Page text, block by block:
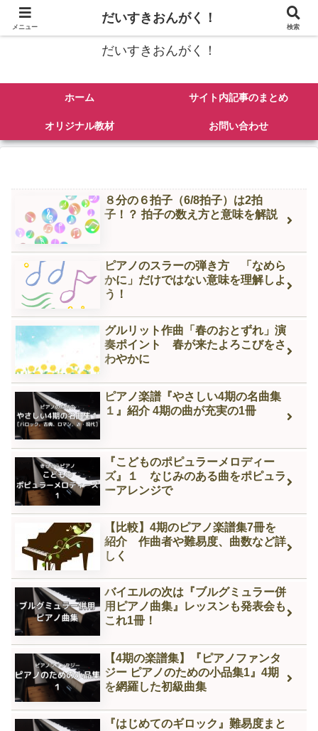
ピアノの楽譜紹介、弾き方、練習法、その他音楽にまつわるあれこれを発信
だいすきおんがく！
ホーム サイト内記事のまとめ
オリジナル教材 お問い合わせ
８分の６拍子（6/8拍子）は2拍
子！？ 拍子の数え方と意味を解説
ピアノのスラーの弾き方 「なめら
かに」だけではない意味を理解しよ
う！
グルリット作曲「春のおとずれ」演
奏ポイント 春が来たよろこびをさ
わやかに
ピアノ楽譜『やさしい4期の名曲集
１』紹介 4期の曲が充実の1冊
『こどものポピュラーメロディー
ズ』１ なじみのある曲をポピュラ
ーアレンジで
【比較】4期のピアノ楽譜集7冊を
紹介 作曲者や難易度、曲数など詳
しく
バイエルの次は『ブルグミュラー併
用ピアノ曲集』レッスンも発表会も
これ1冊！
【4期の楽譜集】『ピアノファンタ
ジー ピアノのための小品集1』4期
を網羅した初級曲集
『はじめてのギロック』難易度まと
メニュー
だいすきおんがく！
検索